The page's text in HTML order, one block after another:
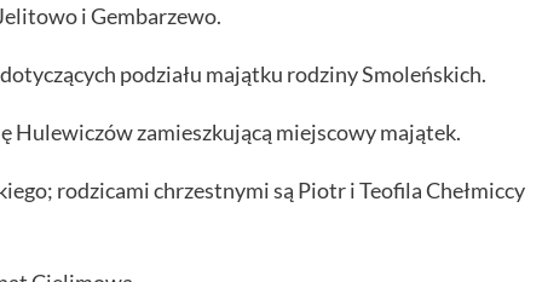
i Gembarzewo.
podziału majątku rodziny Smoleńskich.
zamieszkującą miejscowy majątek.
rodzicami chrzestnymi są Piotr i Teofila Chełmiccy